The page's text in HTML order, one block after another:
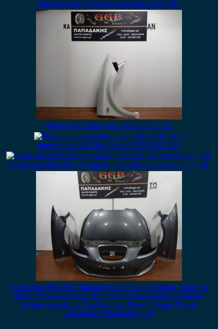
Φτερό Αριστερό Άσπρο Seat Leon 2005-2012
Φτερό Δεξί Άσπρο Seat Leon 2005-2012
Φανάρι πίσω Δεξί Seat Leon 2005-2012 / Εc1
Seat Leon 2009-2012 Φανάρι Εμπρός Δεξί και αριστερό / Γ / Μ
Seat Leon 2009-2012 Μούρη (Καπό 2 Φτερά Εμπρός Αριστερό
Φανάρι Προφυλακτήρα Ασιμή κομπλέ με Προβολείς Μάσκα
Μετόπη κομπλέ με Τραβέρσα και Ψυγείο Νερού Ψυγείο
Aircondition Βεντιλάτερ) / Θ